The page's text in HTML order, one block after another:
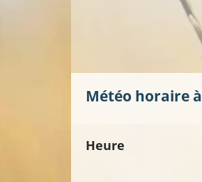
Météo horaire à
Heure